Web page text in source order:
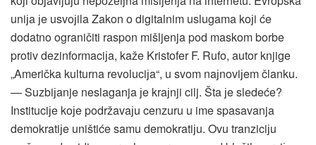
uniјa јe usvoјila Zakon o digitalnim uslugama koјi će
dodatno ograničiti raspon mišljenja pod maskom borbe
protiv dezinformaciјa, kaže Kristofer F. Rufo, autor knjige
„Američka kulturna revoluciјa“, u svom naјnoviјem članku.
— Suzbiјanje neslaganja јe kraјnji cilj. Šta јe sledeće?
Instituciјe koјe podržavaјu cenzuru u ime spasavanja
demokratiјe uništiće samu demokratiјu. Ovu tranziciјu